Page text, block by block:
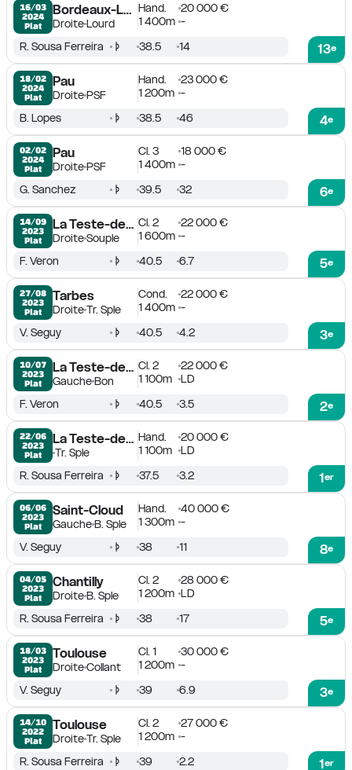
16/03
2024
Plat
Bordeaux-Le Bouscat
DroiteLourd
Hand.
20 000 €
1 400m -
13e
R. Sousa Ferreira 38.5 14
18/02
2024
Plat
Pau
DroitePSF
Hand.
23 000 €
1 200m -
4e
B. Lopes 38.5 46
02/02
2024
Plat
Pau
DroitePSF
Cl. 3
18 000 €
1 400m -
6e
G. Sanchez 39.5 32
14/09
2023
Plat
La Teste-de-Buch
DroiteSouple
Cl. 2
22 000 €
1 600m -
5e
F. Veron 40.5 6.7
27/08
2023
Plat
Tarbes
DroiteTr. Sple
Cond.
22 000 €
1 400m -
3e
V. Seguy 40.5 4.2
10/07
2023
Plat
La Teste-de-Buch
GaucheBon
Cl. 2
22 000 €
1 100m
LD
2e
F. Veron 40.5 3.5
22/06
2023
Plat
La Teste-de-Buch
Tr. Sple
Hand.
20 000 €
1 100m
LD
1er
R. Sousa Ferreira 37.5 3.2
06/06
2023
Plat
Saint-Cloud
GaucheB. Sple
Hand.
40 000 €
1 300m -
8e
V. Seguy 38 11
04/05
2023
Plat
Chantilly
DroiteB. Sple
Cl. 2
28 000 €
1 200m LD
5e
R. Sousa Ferreira 38 17
18/03
2023
Plat
Toulouse
DroiteCollant
Cl. 1
30 000 €
1 200m -
3e
V. Seguy 39 6.9
14/10
2022
Plat
Toulouse
DroiteTr. Sple
Cl. 2
27 000 €
1 200m -
1er
R. Sousa Ferreira 39 2.2